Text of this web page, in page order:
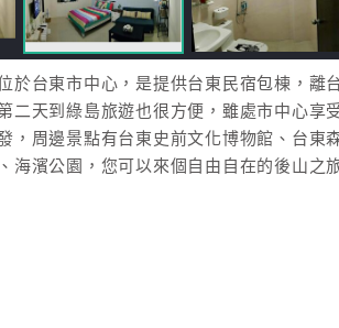
於台東市中心，是提供台東民宿包棟，離
二天到綠島旅遊也很方便，雖處市中心享
，周邊景點有台東史前文化博物館、台東
海濱公園，您可以來個自由自在的後山之